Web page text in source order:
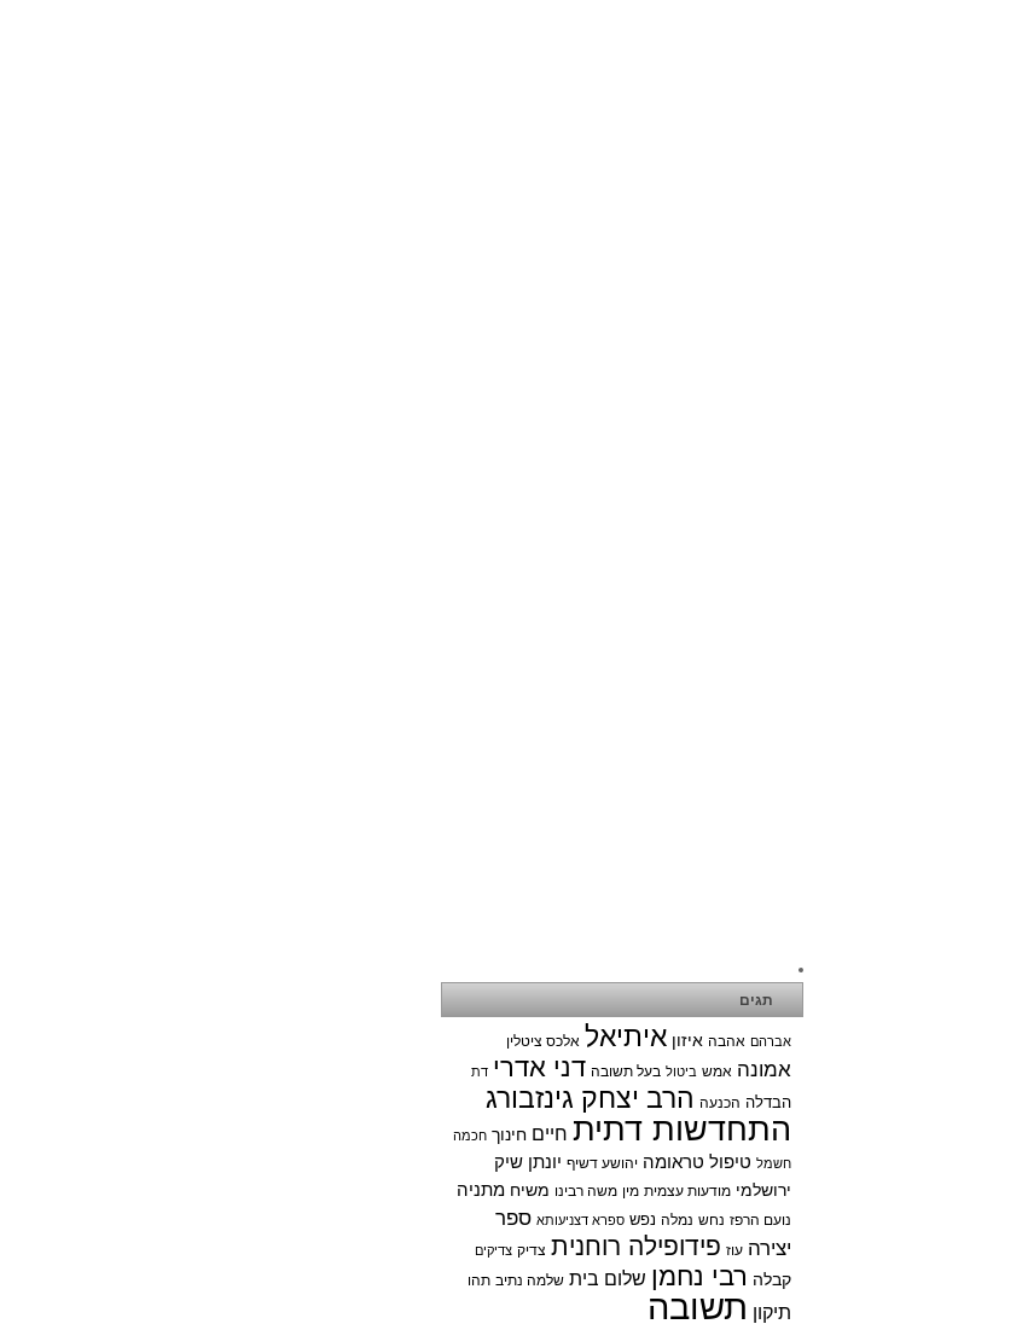
תגים
אברהם אהבה איזון איתיאל אלכס ציטלין
אמונה אמש ביטול בעל תשובה דני אדרי דת
הבדלה הכנעה הרב יצחק גינזבורג
התחדשות דתית חיים חינוך חכמה
חשמל טיפול טראומה יהושע דשיף יונתן שיק
ירושלמי מודעות עצמית מין משה רבינו משיח מתניה
נועם הרפז נחש נמלה נפש ספרא דצניעותא ספר
יצירה עוז פידופילה רוחנית צדיק צדיקים
קבלה רבי נחמן שלום בית שלמה נתיב תהו
תיקון תשובה